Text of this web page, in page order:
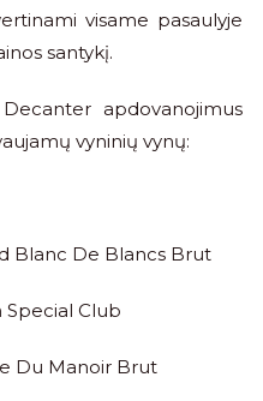
visame pasaulyje
santykį.
apdovanojimus
vyninių vynų:
Blanc De Blancs Brut
Club
Du Manoir Brut